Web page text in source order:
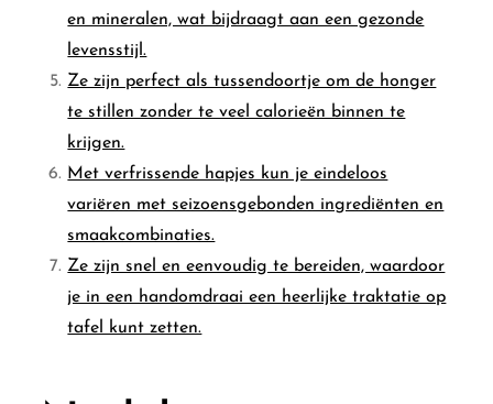
en mineralen, wat bijdraagt aan een gezonde
levensstijl.
Ze zijn perfect als tussendoortje om de honger
te stillen zonder te veel calorieën binnen te
krijgen.
Met verfrissende hapjes kun je eindeloos
variëren met seizoensgebonden ingrediënten en
smaakcombinaties.
Ze zijn snel en eenvoudig te bereiden, waardoor
je in een handomdraai een heerlijke traktatie op
tafel kunt zetten.